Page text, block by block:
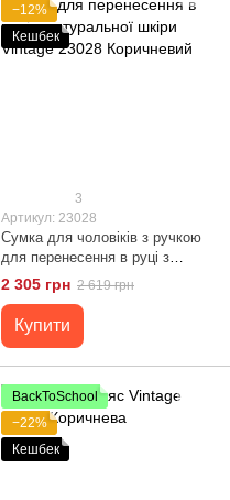
−12%
Кешбек
3
Артикул: 23028
Сумка для чоловіків з ручкою
для перенесення в руці з
натуральної шкіри Vintage
23028 Коричневий
2 305 грн 2 619 грн
Купити
BackToSchool
−22%
Кешбек